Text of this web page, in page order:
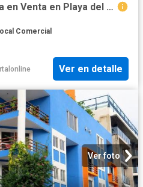
Edificio Hotel con alberca en Venta en Playa del Carmen, Coraz?n de la Riviera Maya. Inversi?n con Renta Inmediata
Comercial
Ver en detalle
Ver foto